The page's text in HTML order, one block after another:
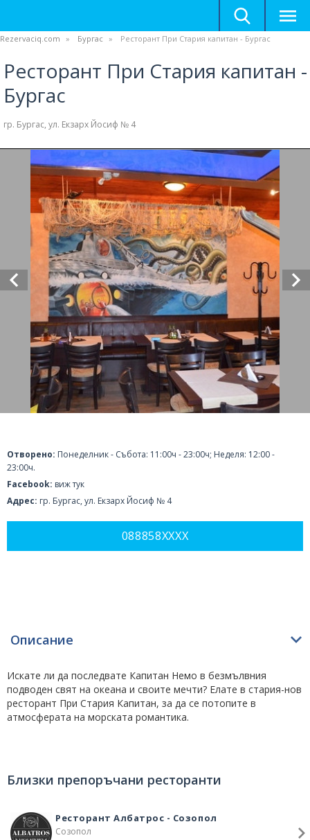
Rezervaciq.com Бургас Ресторант При Стария капитан - Бургас
Ресторант При Стария капитан -
Бургас
гр. Бургас, ул. Екзарх Йосиф № 4
Отворено: Понеделник - Събота: 11:00ч - 23:00ч; Неделя: 12:00 -
23:00ч.
Facebook: виж тук
Адрес: гр. Бургас, ул. Екзарх Йосиф № 4
088858XXXX
Описание
Искате ли да последвате Капитан Немо в безмълвния
подводен свят на океана и своите мечти? Елате в стария-нов
ресторант При Стария Капитан, за да се потопите в
атмосферата на морската романтика.
изтънчен вкус.
изпраща гости. Добре сте дошли!
Близки препоръчани ресторанти
Ресторант Албатрос - Созопол
Созопол